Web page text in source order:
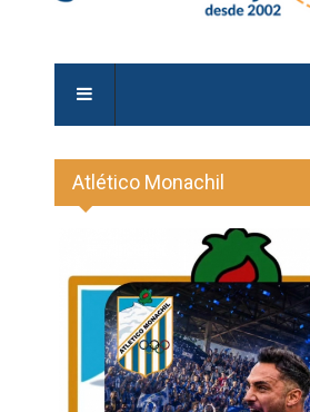
Atlético Monachil